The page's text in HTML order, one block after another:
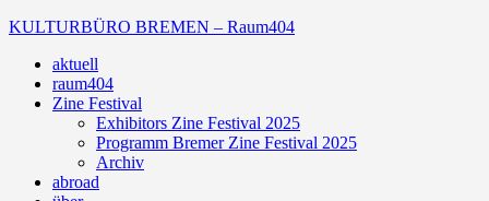
Zum
springen
KULTURBÜRO BREMEN – Raum404
Galerie
aktuell
raum404
Zine Festival
Exhibitors Zine Festival 2025
Programm Bremer Zine Festival 2025
Archiv
abroad